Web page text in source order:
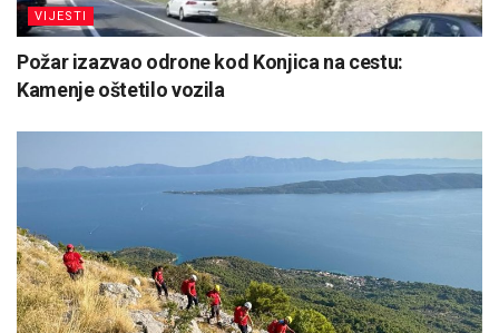
VIJESTI
Požar izazvao odrone kod Konjica na cestu:
Kamenje oštetilo vozila